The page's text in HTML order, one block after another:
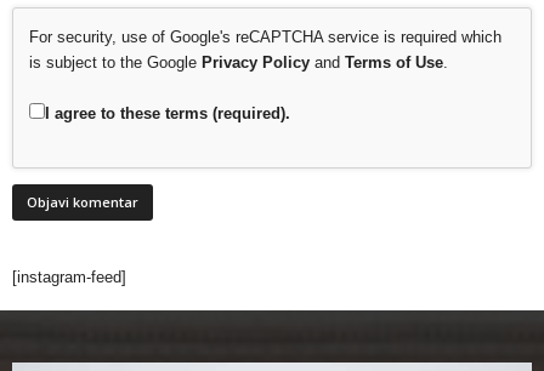
For security, use of Google's reCAPTCHA service is required which
is subject to the Google Privacy Policy and Terms of Use
I agree to these terms (required).
[instagram-feed]